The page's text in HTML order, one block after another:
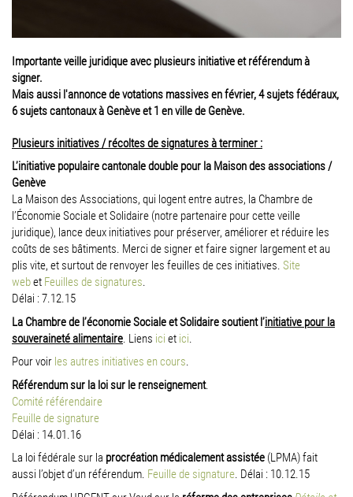
Importante veille juridique avec plusieurs initiative et référendum à
signer.
Mais aussi l'annonce de votations massives en février, 4 sujets fédéraux,
6 sujets cantonaux à Genève et 1 en ville de Genève.
Plusieurs initiatives / récoltes de signatures à terminer :
L’initiative populaire cantonale double pour la Maison des associations /
Genève
La Maison des Associations, qui logent entre autres, la Chambre de
l’Économie Sociale et Solidaire (notre partenaire pour cette veille
juridique), lance deux initiatives pour préserver, améliorer et réduire les
coûts de ses bâtiments. Merci de signer et faire signer largement et au
plis vite, et surtout de renvoyer les feuilles de ces initiatives. Site
webet Feuilles de signatures.
Délai : 7.12.15
La Chambre de l’économie Sociale et Solidaire soutient l’initiative pour la
souveraineté alimentaire. Liens ici et ici.
Pour voir les autres initiatives en cours.
Référendum sur la loi sur le renseignement.
Comité référendaire
Feuille de signature
Délai : 14.01.16
La loi fédérale sur la procréation médicalement assistée (LPMA) fait
aussi l’objet d’un référendum. Feuille de signature. Délai : 10.12.15